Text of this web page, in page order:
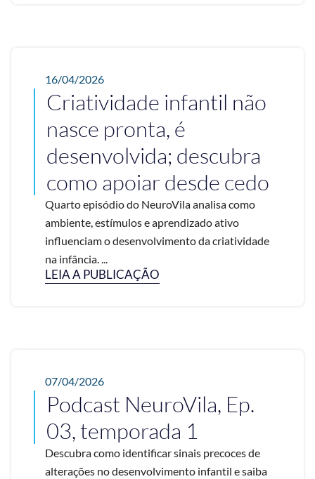
16/04/2026
Criatividade infantil não
nasce pronta, é
desenvolvida; descubra
como apoiar desde cedo
Quarto episódio do NeuroVila analisa como
ambiente, estímulos e aprendizado ativo
influenciam o desenvolvimento da criatividade
na infância. ...
LEIA A PUBLICAÇÃO
07/04/2026
Podcast NeuroVila, Ep.
03, temporada 1
Descubra como identificar sinais precoces de
alterações no desenvolvimento infantil e saiba